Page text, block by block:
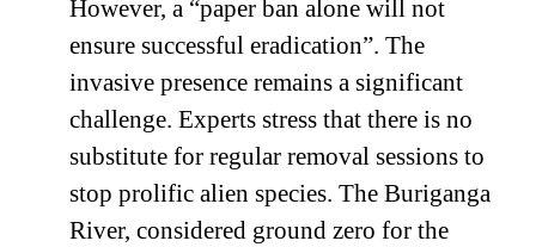
However, a “paper ban alone will not
ensure successful eradication”. The
invasive presence remains a significant
challenge. Experts stress that there is no
substitute for regular removal sessions to
stop prolific alien species. The Buriganga
River, considered ground zero for the